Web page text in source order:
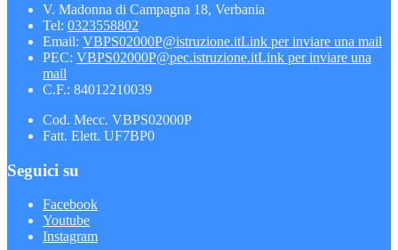
V. Madonna di Campagna 18, Verbania
Tel: 0323558802
Email: VBPS02000P@istruzione.itLink per inviare una mail
PEC: VBPS02000P@pec.istruzione.itLink per inviare una
mail
C.F.: 84012210039
Cod. Mecc. VBPS02000P
Fatt. Elett. UF7BP0
Seguici su
Facebook
Youtube
Instagram